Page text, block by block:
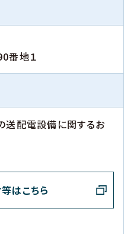
番地１
送配電設備に関するお
はこちら